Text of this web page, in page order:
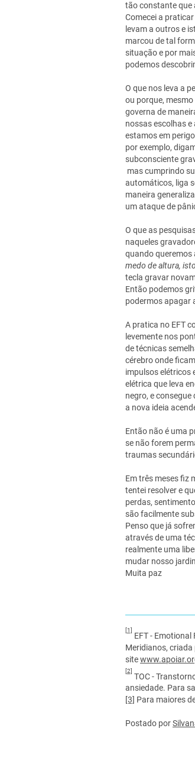
tão constante que
Comecei a
levam a outros e
marcou de tal
situação e por
podemos
O que nos leva a
ou porque,
governa de
nossas escolhas
estamos em
por exemplo,
subconsciente
mas cumprindo
automáticos, liga
maneira
um ataque de
O que as
naqueles
quando queremos
medo de altura,
tecla gravar
Então podemos
podermos apagar
A pratica no EFT
levemente nos
de técnicas
cérebro onde
impulsos elétricos
elétrica que leva
negro, e
a nova ideia
Então não é uma
se não forem
traumas
Em três meses fiz
tentei resolver e
perdas,
são facilmente
Penso que já
através de uma
realmente uma
mudar nosso
Muita paz
[1]
EFT -
Meridianos, criada
site
[2]
TOC -
ansiedade. Para
[3] Para maiores
Postado por